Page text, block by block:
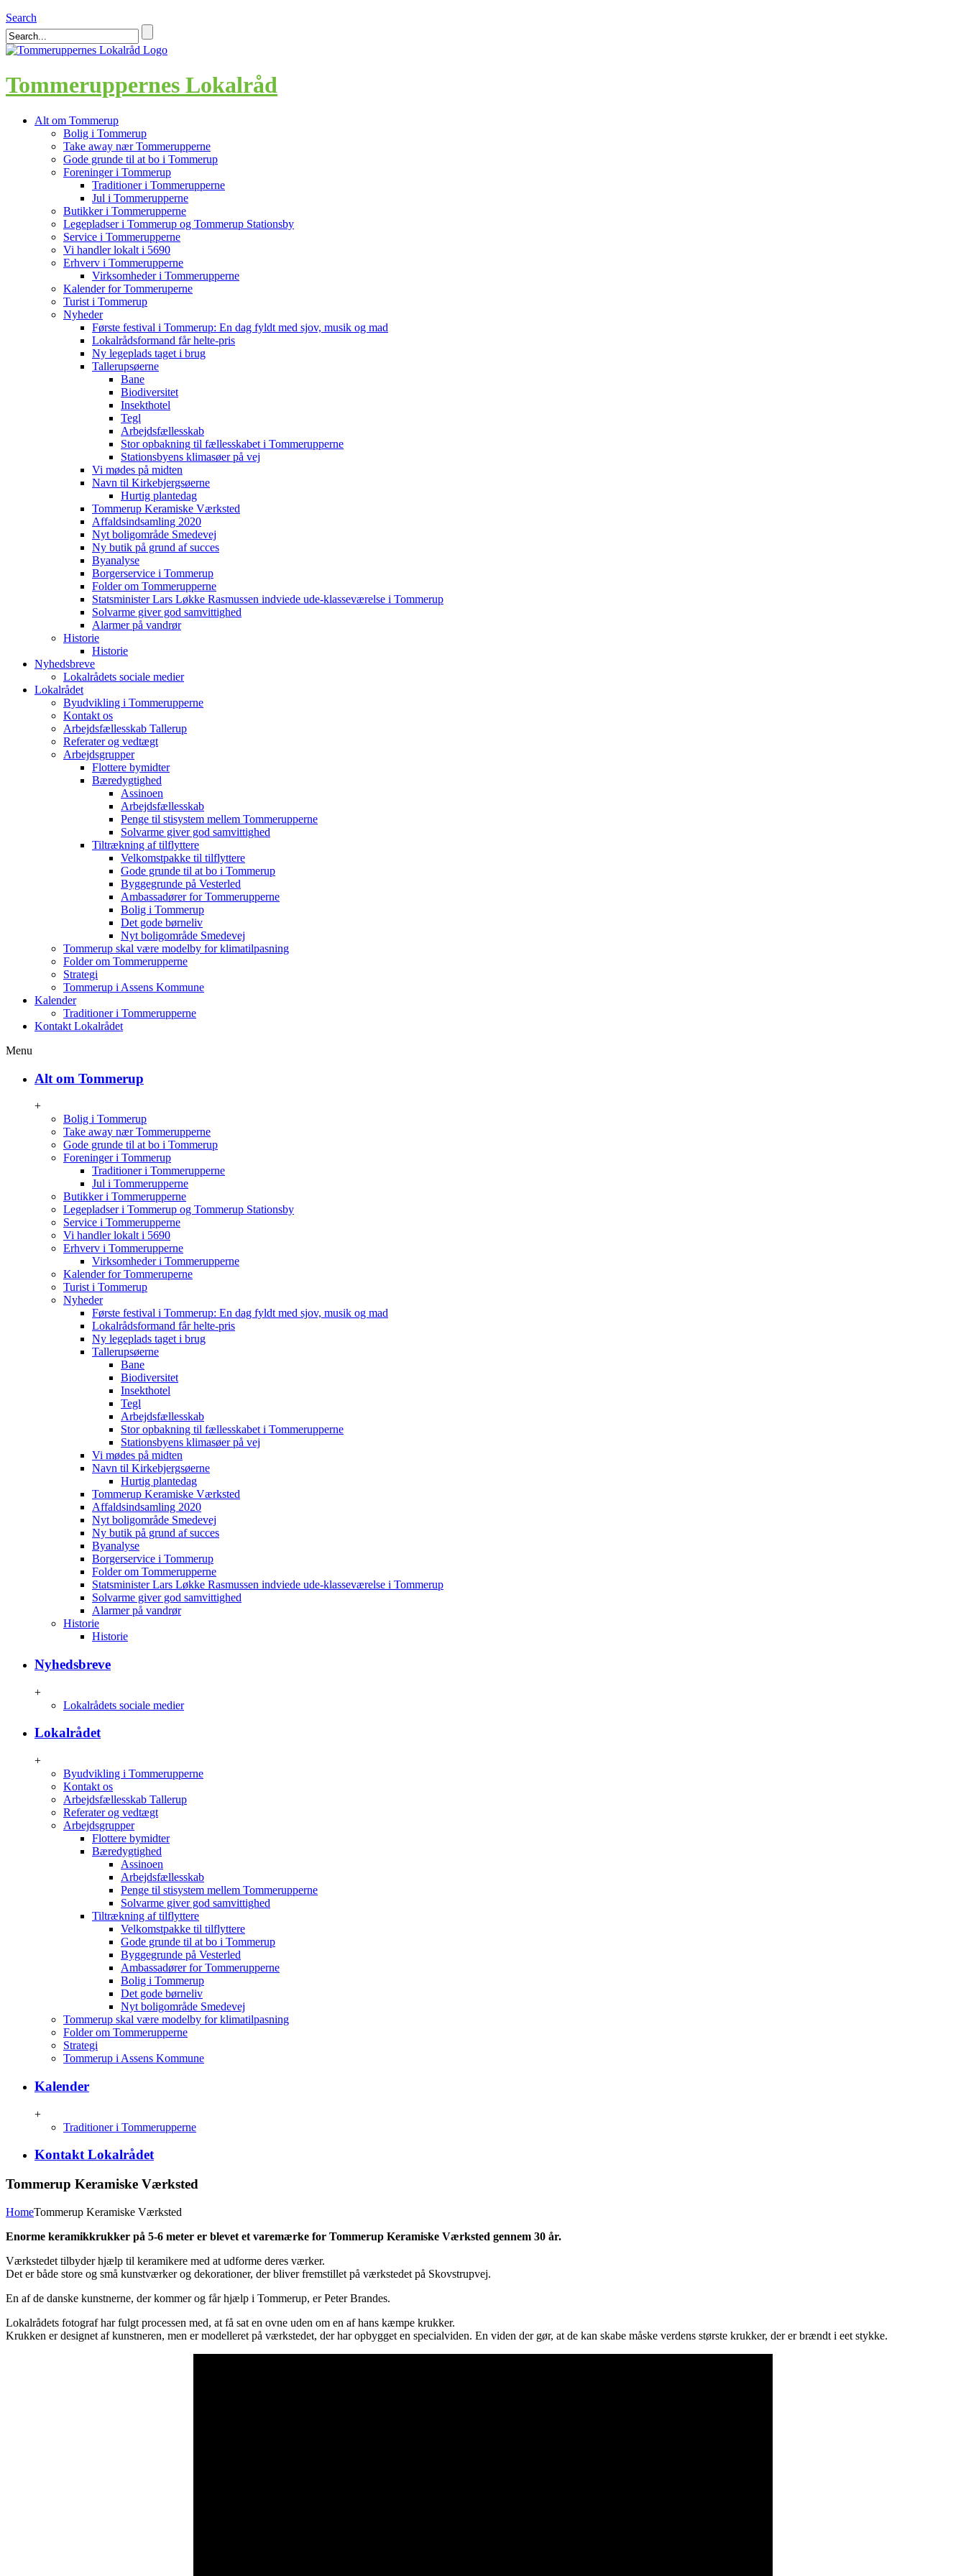
Search
Tommeruppernes Lokalråd
Alt om Tommerup
Bolig i Tommerup
Take away nær Tommerupperne
Gode grunde til at bo i Tommerup
Foreninger i Tommerup
Traditioner i Tommerupperne
Jul i Tommerupperne
Butikker i Tommerupperne
Legepladser i Tommerup og Tommerup Stationsby
Service i Tommerupperne
Vi handler lokalt i 5690
Erhverv i Tommerupperne
Virksomheder i Tommerupperne
Kalender for Tommeruperne
Turist i Tommerup
Nyheder
Første festival i Tommerup: En dag fyldt med sjov, musik og mad
Lokalrådsformand får helte-pris
Ny legeplads taget i brug
Tallerupsøerne
Bane
Biodiversitet
Insekthotel
Tegl
Arbejdsfællesskab
Stor opbakning til fællesskabet i Tommerupperne
Stationsbyens klimasøer på vej
Vi mødes på midten
Navn til Kirkebjergsøerne
Hurtig plantedag
Tommerup Keramiske Værksted
Affaldsindsamling 2020
Nyt boligområde Smedevej
Ny butik på grund af succes
Byanalyse
Borgerservice i Tommerup
Folder om Tommerupperne
Statsminister Lars Løkke Rasmussen indviede ude-klasseværelse i Tommerup
Solvarme giver god samvittighed
Alarmer på vandrør
Historie
Historie
Nyhedsbreve
Lokalrådets sociale medier
Lokalrådet
Byudvikling i Tommerupperne
Kontakt os
Arbejdsfællesskab Tallerup
Referater og vedtægt
Arbejdsgrupper
Flottere bymidter
Bæredygtighed
Assinoen
Arbejdsfællesskab
Penge til stisystem mellem Tommerupperne
Solvarme giver god samvittighed
Tiltrækning af tilflyttere
Velkomstpakke til tilflyttere
Gode grunde til at bo i Tommerup
Byggegrunde på Vesterled
Ambassadører for Tommerupperne
Bolig i Tommerup
Det gode børneliv
Nyt boligområde Smedevej
Tommerup skal være modelby for klimatilpasning
Folder om Tommerupperne
Strategi
Tommerup i Assens Kommune
Kalender
Traditioner i Tommerupperne
Kontakt Lokalrådet
Menu
Alt om Tommerup
+
Bolig i Tommerup
Take away nær Tommerupperne
Gode grunde til at bo i Tommerup
Foreninger i Tommerup
Traditioner i Tommerupperne
Jul i Tommerupperne
Butikker i Tommerupperne
Legepladser i Tommerup og Tommerup Stationsby
Service i Tommerupperne
Vi handler lokalt i 5690
Erhverv i Tommerupperne
Virksomheder i Tommerupperne
Kalender for Tommeruperne
Turist i Tommerup
Nyheder
Første festival i Tommerup: En dag fyldt med sjov, musik og mad
Lokalrådsformand får helte-pris
Ny legeplads taget i brug
Tallerupsøerne
Bane
Biodiversitet
Insekthotel
Tegl
Arbejdsfællesskab
Stor opbakning til fællesskabet i Tommerupperne
Stationsbyens klimasøer på vej
Vi mødes på midten
Navn til Kirkebjergsøerne
Hurtig plantedag
Tommerup Keramiske Værksted
Affaldsindsamling 2020
Nyt boligområde Smedevej
Ny butik på grund af succes
Byanalyse
Borgerservice i Tommerup
Folder om Tommerupperne
Statsminister Lars Løkke Rasmussen indviede ude-klasseværelse i Tommerup
Solvarme giver god samvittighed
Alarmer på vandrør
Historie
Historie
Nyhedsbreve
+
Lokalrådets sociale medier
Lokalrådet
+
Byudvikling i Tommerupperne
Kontakt os
Arbejdsfællesskab Tallerup
Referater og vedtægt
Arbejdsgrupper
Flottere bymidter
Bæredygtighed
Assinoen
Arbejdsfællesskab
Penge til stisystem mellem Tommerupperne
Solvarme giver god samvittighed
Tiltrækning af tilflyttere
Velkomstpakke til tilflyttere
Gode grunde til at bo i Tommerup
Byggegrunde på Vesterled
Ambassadører for Tommerupperne
Bolig i Tommerup
Det gode børneliv
Nyt boligområde Smedevej
Tommerup skal være modelby for klimatilpasning
Folder om Tommerupperne
Strategi
Tommerup i Assens Kommune
Kalender
+
Traditioner i Tommerupperne
Kontakt Lokalrådet
Tommerup Keramiske Værksted
HomeTommerup Keramiske Værksted
Enorme keramikkrukker på 5-6 meter er blevet et varemærke for Tommerup Keramiske Værksted gennem 30 år.
Værkstedet tilbyder hjælp til keramikere med at udforme deres værker.
Det er både store og små kunstværker og dekorationer, der bliver fremstillet på værkstedet på Skovstrupvej.
En af de danske kunstnerne, der kommer og får hjælp i Tommerup, er Peter Brandes.
Lokalrådets fotograf har fulgt processen med, at få sat en ovne uden om en af hans kæmpe krukker.
Krukken er designet af kunstneren, men er modelleret på værkstedet, der har opbygget en specialviden. En viden der gør, at de kan skabe måske verdens største krukker, der er brændt i eet stykke.